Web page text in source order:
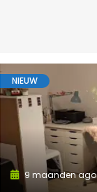
NIEUW
9 maanden ago